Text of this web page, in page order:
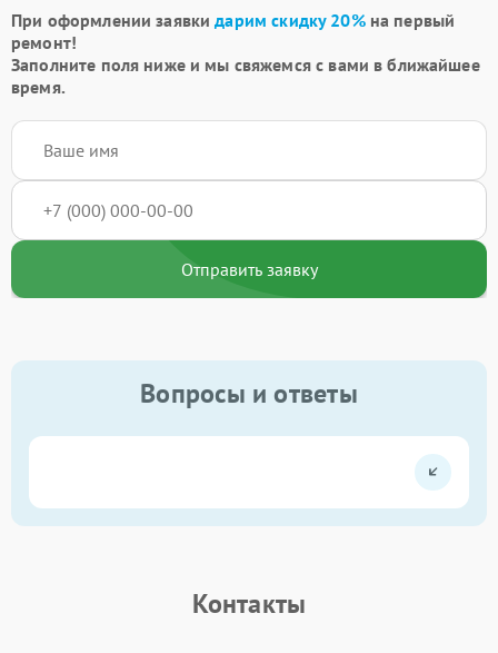
При оформлении заявкидарим скидку 20%на первый
ремонт!
Заполните поля ниже и мы свяжемся с вами в ближайшее
время.
Отправить заявку
Вопросы и ответы
Контакты